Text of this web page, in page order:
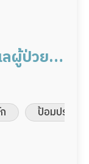
ผู้ป่วย
าษา
ป้อมปราบ